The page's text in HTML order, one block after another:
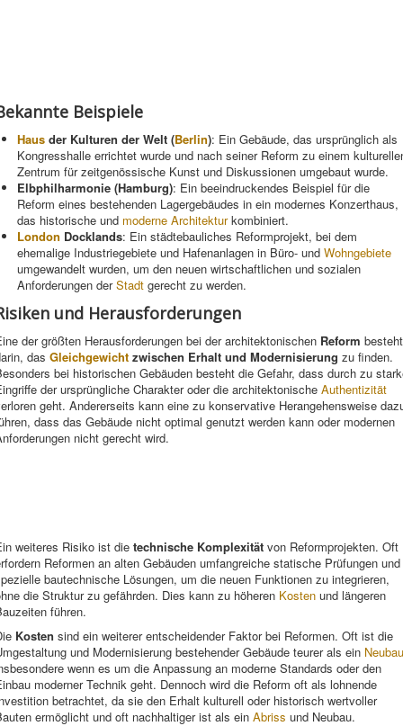
Beispiele
Haus der Kulturen der Welt (Berlin): Ein Gebäude, das ursprünglich als
Kongresshalle errichtet wurde und nach seiner Reform zu einem
Zentrum für zeitgenössische Kunst und Diskussionen umgebaut wurde.
Elbphilharmonie (Hamburg): Ein beeindruckendes Beispiel für die
Reform eines bestehenden Lagergebäudes in ein modernes Konzerthaus,
das historische und moderne Architekturkombiniert.
London Docklands: Ein städtebauliches Reformprojekt, bei dem
ehemalige Industriegebiete und Hafenanlagen in Büro- und Wohngebiete
umgewandelt wurden, um den neuen wirtschaftlichen und sozialen
Anforderungen derStadt gerecht zu werden.
und Herausforderungen
der größten Herausforderungen bei der architektonischen Reform besteht
das Gleichgewicht zwischen Erhalt und Modernisierung zu finden.
bei historischen Gebäuden besteht die Gefahr, dass durch zu
der ursprüngliche Charakter oder die architektonische Authentizität
geht. Andererseits kann eine zu konservative Herangehensweise
dass das Gebäude nicht optimal genutzt werden kann oder modernen
nicht gerecht wird.
weiteres Risiko ist die technische Komplexität von Reformprojekten. Oft
Reformen an alten Gebäuden umfangreiche statische Prüfungen und
bautechnische Lösungen, um die neuen Funktionen zu integrieren,
die Struktur zu gefährden. Dies kann zu höheren Kosten und längeren
führen.
Kosten sind ein weiterer entscheidender Faktor bei Reformen. Oft ist die
und Modernisierung bestehender Gebäude teurer als ein Neubau
wenn es um die Anpassung an moderne Standards oder den
moderner Technik geht. Dennoch wird die Reform oft als lohnende
betrachtet, da sie den Erhalt kulturell oder historisch wertvoller
ermöglicht und oft nachhaltiger ist als ein Abriss und Neubau.